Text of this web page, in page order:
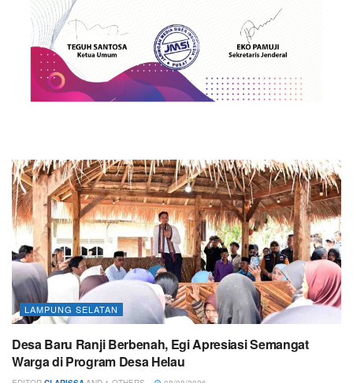
LAMPUNG SELATAN
Desa Baru Ranji Berbenah, Egi Apresiasi Semangat
Warga di Program Desa Helau